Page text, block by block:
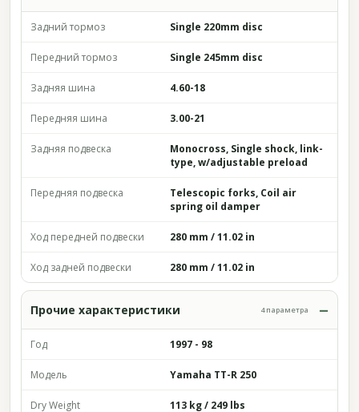
Задний тормоз Single 220mm disc
Передний тормоз Single 245mm disc
Задняя шина 4.60-18
Передняя шина 3.00-21
Задняя подвеска
Monocross, Single shock, link-
type, w/adjustable preload
Передняя подвеска
Telescopic forks, Coil air
spring oil damper
Ход передней подвески 280 mm / 11.02 in
Ход задней подвески 280 mm / 11.02 in
Прочие характеристики 4 параметра
Год 1997 - 98
Модель Yamaha TT-R 250
Dry Weight 113 kg / 249 lbs